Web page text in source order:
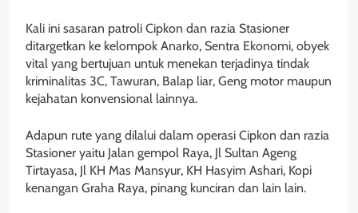
Kali ini sasaran patroli Cipkon dan razia Stasioner
ditargetkan ke kelompok Anarko, Sentra Ekonomi, obyek
vital yang bertujuan untuk menekan terjadinya tindak
kriminalitas 3C, Tawuran, Balap liar, Geng motor maupun
kejahatan konvensional lainnya.
Adapun rute yang dilalui dalam operasi Cipkon dan razia
Stasioner yaitu Jalan gempol Raya, Jl Sultan Ageng
Tirtayasa, Jl KH Mas Mansyur, KH Hasyim Ashari, Kopi
kenangan Graha Raya, pinang kunciran dan lain lain.